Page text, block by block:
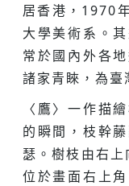
居香港，1970
大學美術系。
常於國內外各
諸家青睞，為臺
〈鷹〉一作描
的瞬間，枝幹
瑟。樹枝由右
位於畫面右上